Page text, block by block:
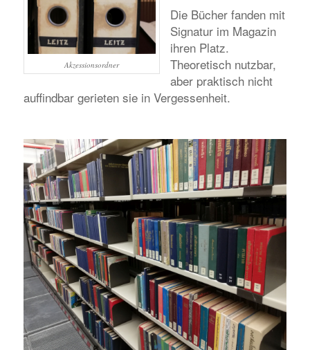
Akzessionsordner
Die Bücher fanden mit
Signatur im Magazin
ihren Platz.
Theoretisch nutzbar,
aber praktisch nicht
auffindbar gerieten sie in Vergessenheit.